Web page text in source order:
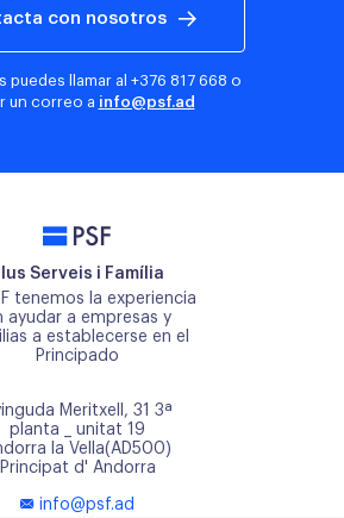
con nosotros
puedes llamar al +376 817 668 o
un correo a info@psf.ad
PSF
Serveis i Família
tenemos la experiencia
ayudar a empresas y
a establecerse en el
Principado
Meritxell, 31 3ª
planta _ unitat 19
la Vella(AD500)
Principat d' Andorra
info@psf.ad